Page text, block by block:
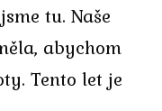
tu. Naše
abychom
Tento let je